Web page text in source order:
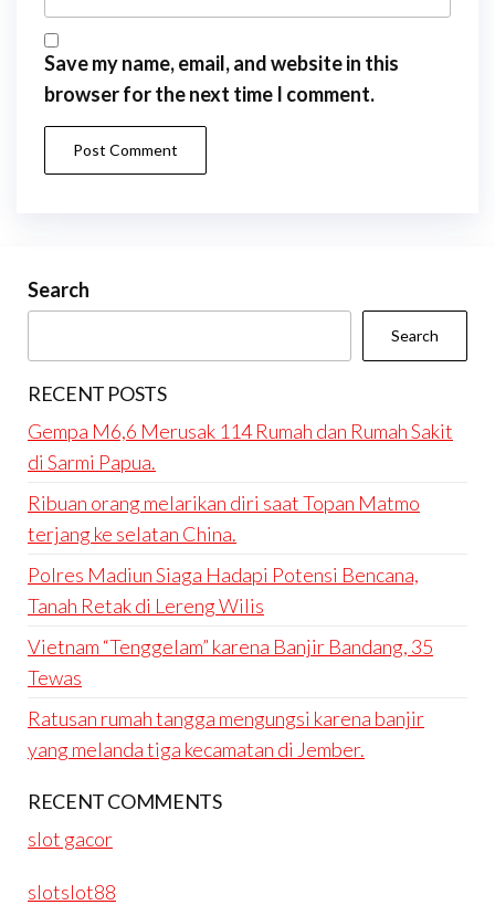
Save my name, email, and website in this
browser for the next time I comment.
Search
Search
RECENT POSTS
Gempa M6,6 Merusak 114 Rumah dan Rumah Sakit
di Sarmi Papua.
Ribuan orang melarikan diri saat Topan Matmo
terjang ke selatan China.
Polres Madiun Siaga Hadapi Potensi Bencana,
Tanah Retak di Lereng Wilis
Vietnam “Tenggelam” karena Banjir Bandang, 35
Tewas
Ratusan rumah tangga mengungsi karena banjir
yang melanda tiga kecamatan di Jember.
RECENT COMMENTS
slot gacor
slotslot88